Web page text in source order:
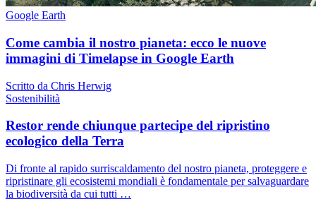
Google Earth
Come cambia il nostro pianeta: ecco le nuove
immagini di Timelapse in Google Earth
Scritto da Chris Herwig
Sostenibilità
Restor rende chiunque partecipe del ripristino
ecologico della Terra
Di fronte al rapido surriscaldamento del nostro pianeta, proteggere e
ripristinare gli ecosistemi mondiali è fondamentale per salvaguardare
la biodiversità da cui tutti …